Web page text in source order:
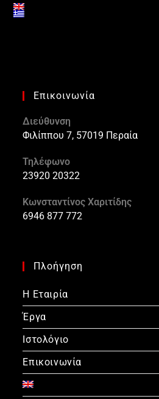
Επικοινωνία
Διεύθυνση
Φιλίππου 7, 57019 Περαία
Τηλέφωνο
23920 20322
Κωνσταντίνος Χαριτίδης
6946 877 772
Πλοήγηση
Η Εταιρία
Έργα
Ιστολόγιο
Επικοινωνία